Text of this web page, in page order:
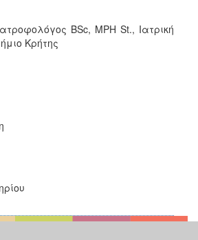
BSc, MPH St., Ιατρική
Κρήτης